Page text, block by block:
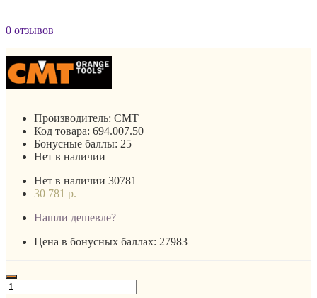
0 отзывов
Производитель: CMT
Код товара: 694.007.50
Бонусные баллы: 25
Нет в наличии
Нет в наличии 30781
30 781 р.
Нашли дешевле?
Цена в бонусных баллах: 27983